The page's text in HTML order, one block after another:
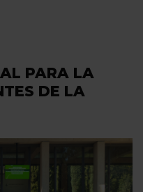
PARA LA
DE LA